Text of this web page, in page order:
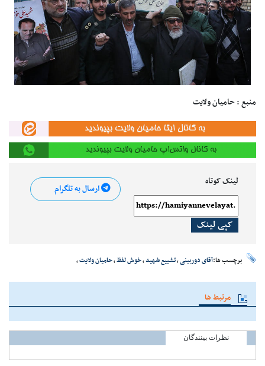
منبع : حامیان ولایت
لینک کوتاه
کپی لینک
ارسال به تلگرام
برچسب ها:آقای دوربینی،تشییع شهید،خوش لفظ،حامیان ولایت،
مرتبط ها
نظرات بینندگان